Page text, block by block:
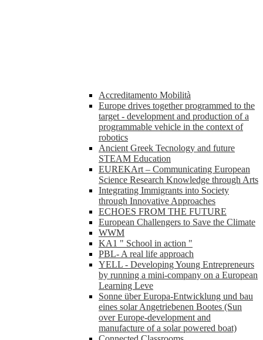
Accreditamento Mobilità
Europe drives together programmed to the
target - development and production of a
programmable vehicle in the context of
robotics
Ancient Greek Tecnology and future
STEAM Education
EUREKArt – Communicating European
Science Research Knowledge through Arts
Integrating Immigrants into Society
through Innovative Approaches
ECHOES FROM THE FUTURE
European Challengers to Save the Climate
WWM
KA1 " School in action "
PBL- A real life approach
YELL - Developing Young Entrepreneurs
by running a mini-company on a European
Learning Leve
Sonne über Europa-Entwicklung und bau
eines solar Angetriebenen Bootes (Sun
over Europe-development and
manufacture of a solar powered boat)